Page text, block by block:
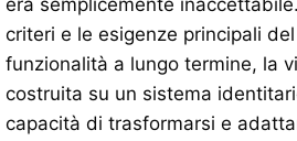
era semplicemente
criteri e le esigenze principali
funzionalità a lungo termine, la
costruita su un sistema
capacità di trasformarsi e